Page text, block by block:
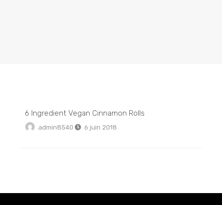
6 Ingredient Vegan Cinnamon Rolls
admin8540 6 juin 2018